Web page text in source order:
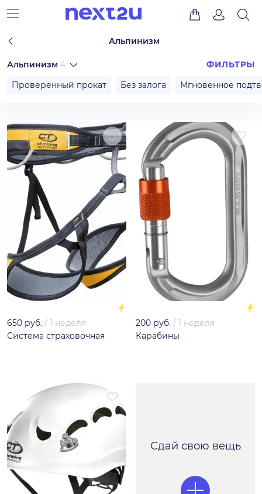
Альпинизм
Альпинизм 4
ФИЛЬТРЫ
Проверенный прокат
Без залога Мгновенное
650 руб. / 1 неделя
Система страховочная
200 руб. / 1 неделя
Карабины
Сдай свою вещь